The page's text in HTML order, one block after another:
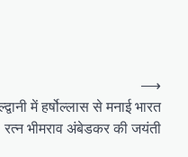
में हर्षोल्लास से मनाई भारत
रत्न भीमराव अंबेडकर की जयंती
⟶